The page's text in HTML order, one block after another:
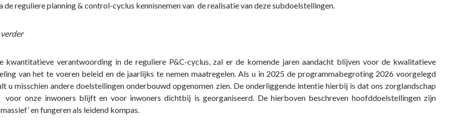
de reguliere planning & control-cyclus kennisnemen van de realisatie van deze subdoelstellingen.
kwantitatieve verantwoording in de reguliere P&C-cyclus, zal er de komende jaren aandacht blijven voor de kwalitatieve
van het te voeren beleid en de jaarlijks te nemen maatregelen. Als u in 2025 de programmabegroting 2026 voorgelegd
u misschien andere doelstellingen onderbouwd opgenomen zien. De onderliggende intentie hierbij is dat ons zorglandschap
voor onze inwoners blijft en voor inwoners dichtbij is georganiseerd. De hierboven beschreven hoofddoelstellingen zijn
en fungeren als leidend kompas.